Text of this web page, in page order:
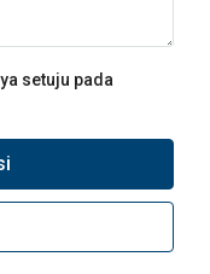
setuju pada